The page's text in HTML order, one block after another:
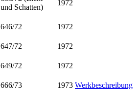
und Schatten)
1972
646/72
1972
647/72
1972
649/72
1972
666/73 1973 Werkbeschreibung